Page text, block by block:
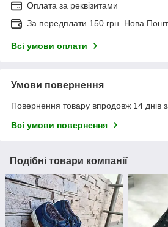
Оплата за реквізитами
За передплати 150 грн. Нова
Всі умови оплати
Умови повернення
Повернення товару впродовж 14 днів
Всі умови повернення
Подібні товари компанії